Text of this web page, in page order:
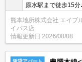
原水駅まで徒歩15
熊本地所株式会社 エイブ
イパス店
情報更新日 2026/08/08